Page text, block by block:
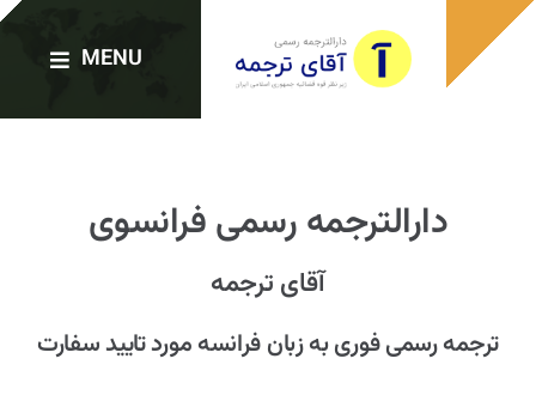
Skip
MENU
خدمات ترجمه
دارالترجمه رسمی فرانسوی
آقای ترجمه
ترجمه رسمی فوری به زبان فرانسه مورد تایید سفارت